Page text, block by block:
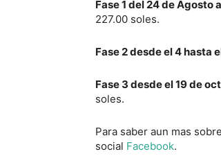
Fase 1 del 24 de Agosto
227.00 soles.
Fase 2 desde el 4 hasta
Fase 3 desde el 19 de
soles.
Para saber aun mas
social Facebook.